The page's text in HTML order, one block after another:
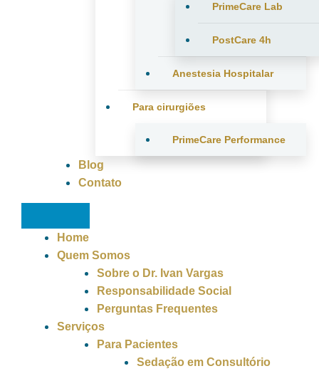
PrimeCare Lab
PostCare 4h
Anestesia Hospitalar
Para cirurgiões
PrimeCare Performance
Blog
Contato
Home
Quem Somos
Sobre o Dr. Ivan Vargas
Responsabilidade Social
Perguntas Frequentes
Serviços
Para Pacientes
Sedação em Consultório